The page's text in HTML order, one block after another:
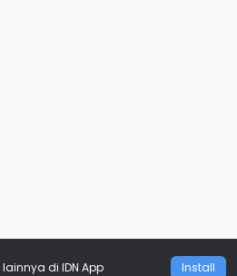
lainnya di IDN App Install